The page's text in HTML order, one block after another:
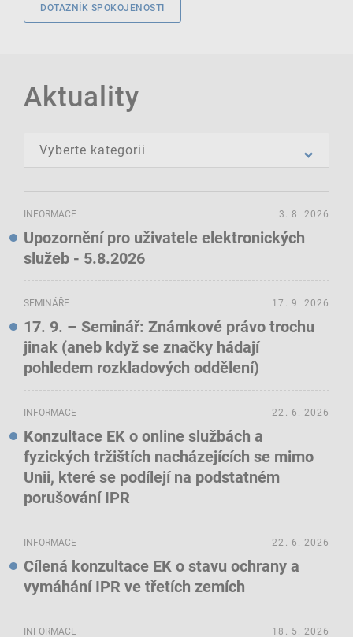
DOTAZNÍK SPOKOJENOSTI
Aktuality
INFORMACE
Upozornění pro uživatele elektronických
služeb - 5.8.2026
3. 8. 2026
SEMINÁŘE
17. 9. – Seminář: Známkové právo trochu
jinak (aneb když se značky hádají
pohledem rozkladových oddělení)
17. 9. 2026
INFORMACE
Konzultace EK o online službách a
fyzických tržištích nacházejících se mimo
Unii, které se podílejí na podstatném
porušování IPR
22. 6. 2026
INFORMACE
Cílená konzultace EK o stavu ochrany a
vymáhání IPR ve třetích zemích
22. 6. 2026
INFORMACE 18. 5. 2026